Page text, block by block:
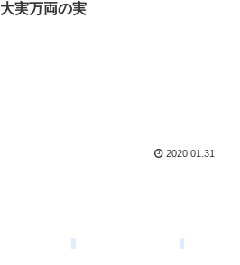
大実万両の実
2020.01.31